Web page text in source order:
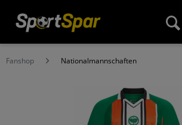
Fanshop Nationalmannschaften